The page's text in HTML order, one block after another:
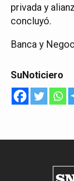
privada y
concluyó.
Banca y
SuNoticiero